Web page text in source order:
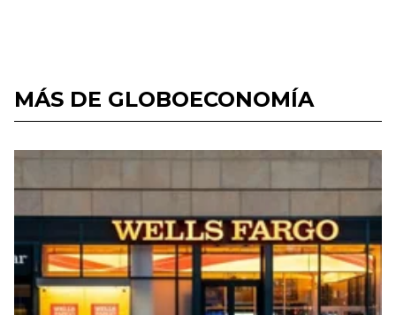
MÁS DE GLOBOECONOMÍA